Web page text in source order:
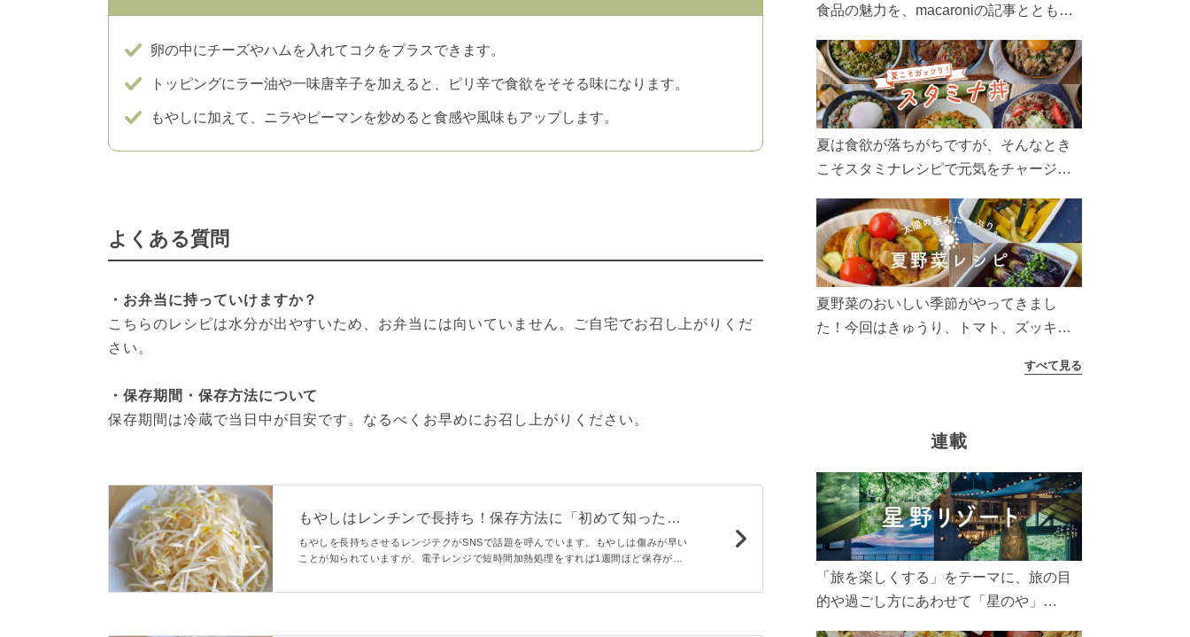
卵の中にチーズやハムを入れてコクをプラスできます。
トッピングにラー油や一味唐辛子を加えると、ピリ辛で食欲をそそる味になります。
もやしに加えて、ニラやピーマンを炒めると食感や風味もアップします。
よくある質問
・お弁当に持っていけますか？
こちらのレシピは水分が出やすいため、お弁当には向いていません。ご自宅でお召し上がりくだ
さい。
・保存期間・保存方法について
保存期間は冷蔵で当日中が目安です。なるべくお早めにお召し上がりください。
もやしはレンチンで長持ち！保存方法に「初めて知った」
「これは助かる」
もやしを長持ちさせるレンジテクがSNSで話題を呼んでいます。もやしは傷みが早い
ことが知られていますが、電子レンジで短時間加熱処理をすれば1週間ほど保存が可
表れるのかを比較した結果を詳しくお伝えします。
食品の魅力を、macaroniの記事とともに
ん、製造現場や品質へのこだわりまで。
こめ油をもっと好きになるコンテンツを
ぜひお楽しみください。
夏は食欲が落ちがちですが、そんなとき
こそスタミナレシピで元気をチャージ！
リ食べて、夏バテを吹き飛ばしましょ
う！
夏野菜のおいしい季節がやってきまし
た！今回はきゅうり、トマト、ズッキー
太陽の光をたっぷりあびた夏野菜は栄養
すべて見る
連載
「旅を楽しくする」をテーマに、旅の目
的や過ごし方にあわせて「星のや」